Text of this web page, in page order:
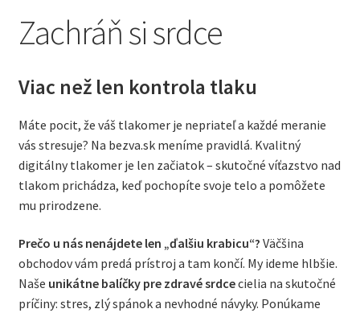
Oblečenie na krst, slávnostné oblečenie
Kontakt
Zachráň si srdce
Viac než len kontrola tlaku
Máte pocit, že váš tlakomer je nepriateľ a každé meranie
vás stresuje? Na bezva.sk meníme pravidlá. Kvalitný
digitálny tlakomer je len začiatok – skutočné víťazstvo nad
tlakom prichádza, keď pochopíte svoje telo a pomôžete
mu prirodzene.
Prečo u nás nenájdete len „ďalšiu krabicu“? Väčšina
obchodov vám predá prístroj a tam končí. My ideme hlbšie.
Naše unikátne balíčky pre zdravé srdcecielia na skutočné
príčiny: stres, zlý spánok a nevhodné návyky. Ponúkame